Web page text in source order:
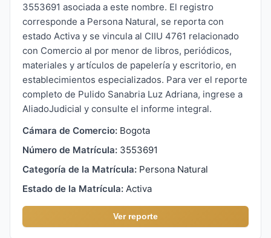
3553691 asociada a este nombre. El registro
corresponde a Persona Natural, se reporta con
estado Activa y se vincula al CIIU 4761 relacionado
con Comercio al por menor de libros, periódicos,
materiales y artículos de papelería y escritorio, en
establecimientos especializados. Para ver el reporte
completo de Pulido Sanabria Luz Adriana, ingrese a
AliadoJudicial y consulte el informe integral.
Cámara de Comercio: Bogota
Número de Matrícula: 3553691
Categoría de la Matrícula: Persona Natural
Estado de la Matrícula: Activa
Ver reporte